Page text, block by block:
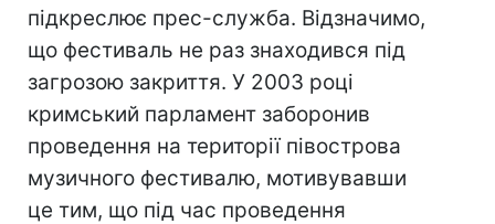
підкреслює прес-служба. Відзначимо,
що фестиваль не раз знаходився під
загрозою закриття. У 2003 році
кримський парламент заборонив
проведення на території півострова
музичного фестивалю, мотивувавши
це тим, що під час проведення